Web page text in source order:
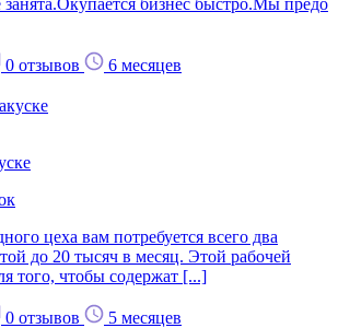
0 отзывов 6 месяцев
цеха вам потребуется всего два
до 20 тысяч в месяц. Этой рабочей
того, чтобы содержат [...]
0 отзывов 5 месяцев